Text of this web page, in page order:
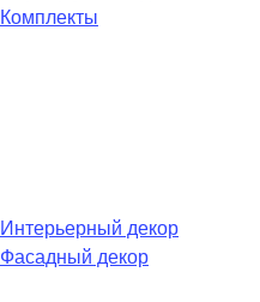
Комплекты
Интерьерный декор
Фасадный декор